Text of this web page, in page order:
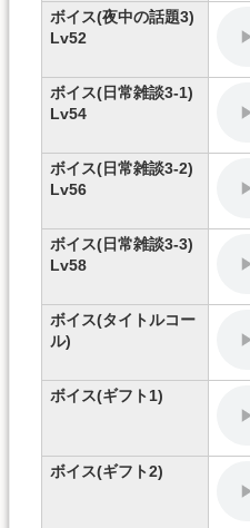
ボイス(夜中の話題3)
Lv52
ボイス(日常雑談3-1)
Lv54
ボイス(日常雑談3-2)
Lv56
ボイス(日常雑談3-3)
Lv58
ボイス(タイトルコー
ル)
ボイス(ギフト1)
ボイス(ギフト2)